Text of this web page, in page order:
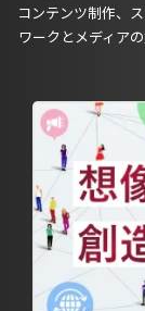
コンテンツ制作、
ワークとメディア